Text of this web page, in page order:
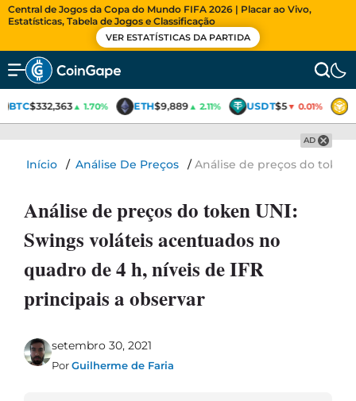
Central de Jogos da Copa do Mundo FIFA 2026 | Placar ao Vivo,
Estatísticas, Tabela de Jogos e Classificação
VER ESTATÍSTICAS DA PARTIDA
BTC$332,363▲ 1.70% ETH$9,889▲ 2.11% USDT$5▼ 0.01%
AD
Início / Análise De Preços /Análise de preços do token
Análise de preços do token UNI:
Swings voláteis acentuados no
quadro de 4 h, níveis de IFR
principais a observar
setembro 30, 2021
PorGuilherme de Faria